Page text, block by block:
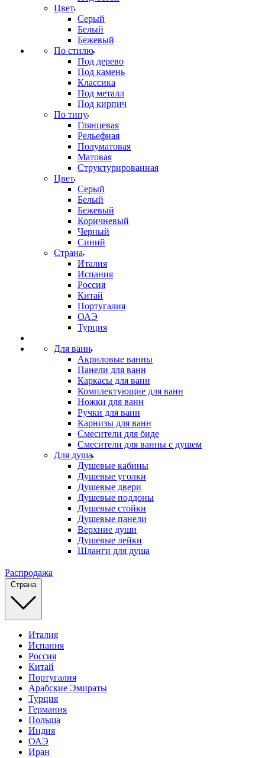
Цвет
Серый
Белый
Бежевый
По стилю
Под дерево
Под камень
Классика
Под металл
Под кирпич
По типу
Глянцевая
Рельефная
Полуматовая
Матовая
Структурированная
Цвет
Серый
Белый
Бежевый
Коричневый
Черный
Синий
Страна
Италия
Испания
Россия
Китай
Португалия
ОАЭ
Турция
Для ванн
Акриловые ванны
Панели для ванн
Каркасы для ванн
Комплектующие для ванн
Ножки для ванн
Ручки для ванн
Карнизы для ванн
Смесители для биде
Смесители для ванны с душем
Для душа
Душевые кабины
Душевые уголки
Душевые двери
Душевые поддоны
Душевые стойки
Душевые панели
Верхние души
Душевые лейки
Шланги для душа
Распродажа
Страна
Италия
Испания
Россия
Китай
Португалия
Арабские Эмираты
Турция
Германия
Польша
Индия
ОАЭ
Иран